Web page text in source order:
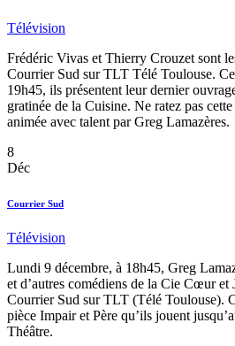
Télévision
Frédéric Vivas et Thierry Crouzet sont
Courrier Sud sur TLT Télé Toulouse.
19h45, ils présentent leur dernier
gratinée de la Cuisine. Ne ratez pas
animée avec talent par Greg Lamazères.
8
Déc
Courrier Sud
Télévision
Lundi 9 décembre, à 18h45, Greg
et d’autres comédiens de la Cie Cœur et
Courrier Sud sur TLT (Télé Toulouse).
pièce Impair et Père qu’ils jouent
Théâtre.